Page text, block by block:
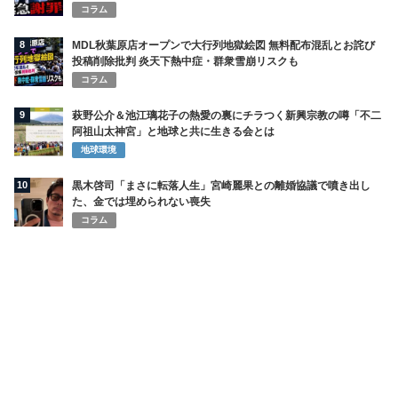
コラム
8
MDL秋葉原店オープンで大行列地獄絵図 無料配布混乱とお詫び
投稿削除批判 炎天下熱中症・群衆雪崩リスクも
コラム
9
萩野公介＆池江璃花子の熱愛の裏にチラつく新興宗教の噂「不二
阿祖山太神宮」と地球と共に生きる会とは
地球環境
10
黒木啓司「まさに転落人生」宮崎麗果との離婚協議で噴き出し
た、金では埋められない喪失
コラム